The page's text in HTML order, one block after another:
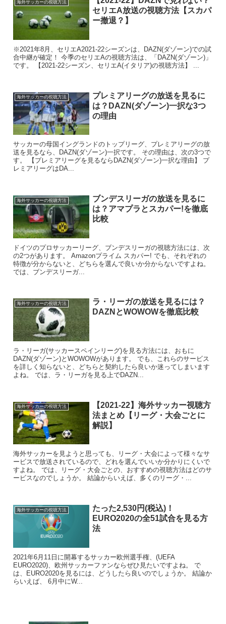
海外サッカーの視聴方法
セリエA放送の視聴方法【スカパ
ー撤退？】
※2021年8月、セリエA2021-22シーズンは、DAZN(ダゾーン)での試
合中継が確定！ 今季のセリエAの視聴方法は、「DAZN(ダゾーン)」
です。 【2021-22シーズン、セリエA(イタリア)の視聴方法】 ...
海外サッカーの視聴方法
プレミアリーグの放送を見るに
は？DAZN(ダゾーン)一択な3つ
の理由
サッカーの母国イングランドのトップリーグ、プレミアリーグの放
送を見るなら、DAZN(ダゾーン)一択です。 その理由は、次の3つで
す。 【プレミアリーグを見るならDAZN(ダゾーン)一択な理由】 プ
レミアリーグはDA...
海外サッカーの視聴方法
ブンデスリーガの放送を見るに
は？アマプラとスカパー!を徹底
比較
ドイツのプロサッカーリーグ、ブンデスリーガの視聴方法には、次
の2つがあります。 Amazonプライム スカパー! でも、それぞれの
特徴が分からないと、どちらを選んで良いか分からないですよね。
では、ブンデスリーガ...
海外サッカーの視聴方法
ラ・リーガの放送を見るには？
DAZNとWOWOWを徹底比較
ラ・リーガ(サッカースペインリーグ)を見る方法には、おもに
DAZN(ダゾーン)とWOWOWがあります。 でも、これらのサービス
を詳しく知らないと、どちらと契約したら良いか迷ってしまいます
よね。 では、ラ・リーガを見る上でDAZN...
海外サッカーの視聴方法
【2021-22】海外サッカー視聴方
法まとめ【リーグ・大会ごとに
解説】
海外サッカーを見ようと思っても、リーグ・大会によって様々なサ
ービスで放送されているので、どれを選んでいいか分かりにくいで
すよね。 では、リーグ・大会ごとの、おすすめの視聴方法はどのサ
ービスなのでしょうか。 結論からいえば、多くのリーグ・...
海外サッカーの視聴方法
たった2,530円(税込)！
EURO2020の全51試合を見る方
法
2021年6月11日に開幕するサッカー欧州選手権、(UEFA
EURO2020)、欧州サッカーファンならぜひ見たいですよね。 で
は、EURO2020を見るには、どうしたら良いのでしょうか。 結論か
らいえば、 6月中にW...